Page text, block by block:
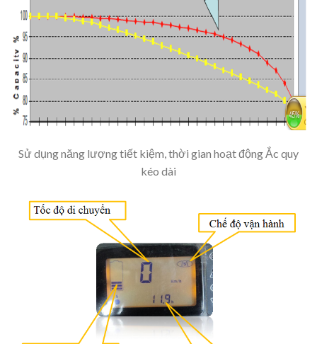
Sử dụng năng lượng tiết kiệm, thời gian hoạt động Ắc quy
kéo dài